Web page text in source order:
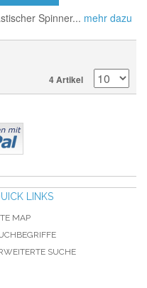
Spinner... mehr dazu
4 Artikel
LINKS
MAP
SUCHE